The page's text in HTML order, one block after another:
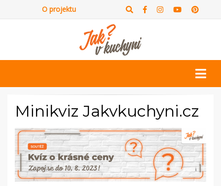
O projektu
Minikviz Jakvkuchyni.cz